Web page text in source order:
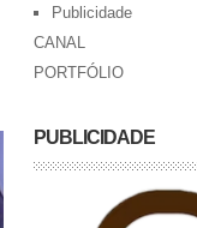
Publicidade
CANAL
PORTFÓLIO
PUBLICIDADE